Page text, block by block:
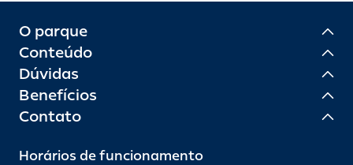
O parque
Conteúdo
Dúvidas
Benefícios
Contato
Horários de funcionamento